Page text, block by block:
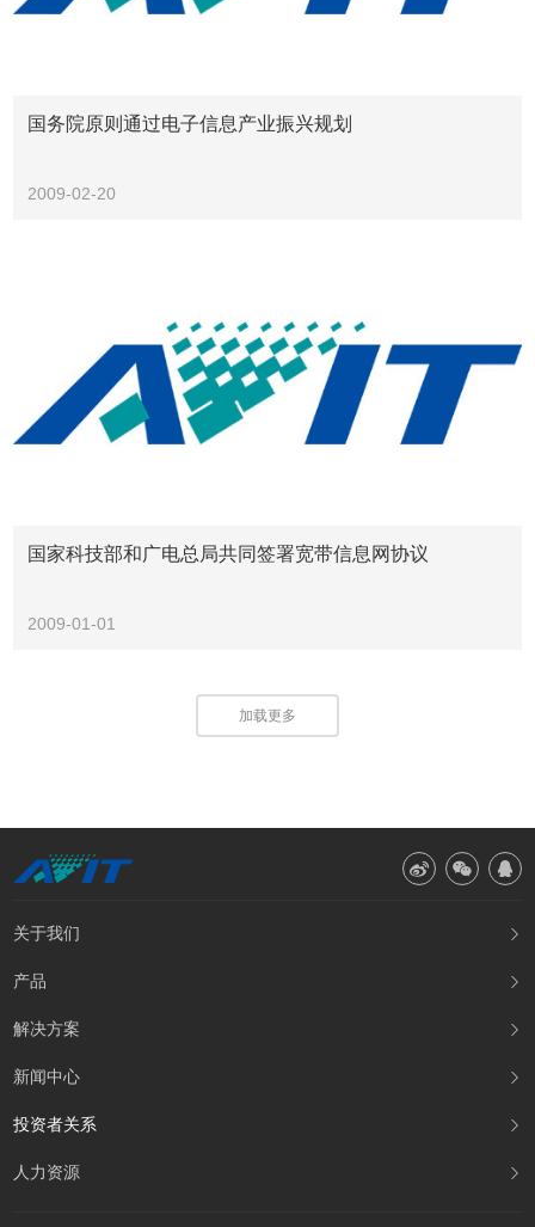
国务院原则通过电子信息产业振兴规划
2009-02-20
国家科技部和广电总局共同签署宽带信息网协议
2009-01-01
加载更多
  
关于我们 
产品 
解决方案 
新闻中心 
投资者关系 
人力资源 